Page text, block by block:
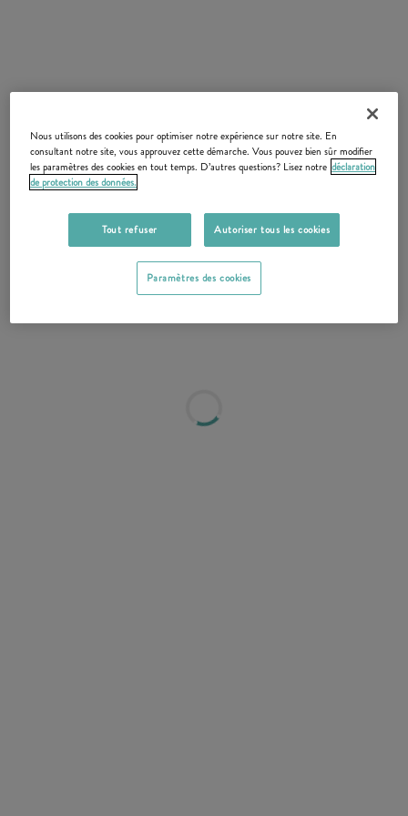
Nous utilisons des cookies pour optimiser notre expérience sur notre site. En
consultant notre site, vous approuvez cette démarche. Vous pouvez bien sûr modifier
les paramètres des cookies en tout temps. D’autres questions? Lisez notre déclaration
de protection des données.
Tout refuser Autoriser tous les cookies
Paramètres des cookies